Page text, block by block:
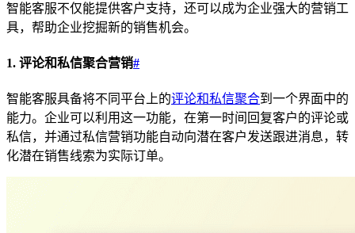
智能客服不仅能提供客户支持，还可以成为企业强大的营销工
具，帮助企业挖掘新的销售机会。
1. 评论和私信聚合营销#
智能客服具备将不同平台上的评论和私信聚合到一个界面中的
能力。企业可以利用这一功能，在第一时间回复客户的评论或
私信，并通过私信营销功能自动向潜在客户发送跟进消息，转
化潜在销售线索为实际订单。